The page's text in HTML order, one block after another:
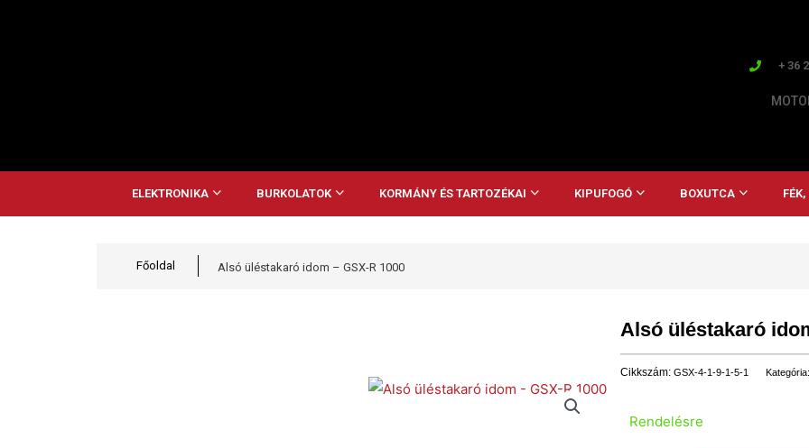
+ 36
ELEKTRONIKA BURKOLATOK KORMÁNY ÉS TARTOZÉKAI KIPUFOGÓ BOXUTCA
Főoldal Alsó üléstakaró idom – GSX-R 1000
Alsó üléstakaró
Cikkszám: GSX-4-1-9-1-5-1
Rendelésre